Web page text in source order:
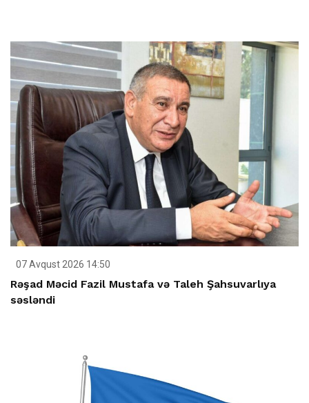
07 Avqust 2026 14:50
Rəşad Məcid Fazil Mustafa və Taleh Şahsuvarlıya
səsləndi